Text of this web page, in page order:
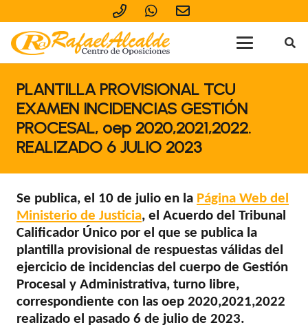
PLANTILLA PROVISIONAL TCU
EXAMEN INCIDENCIAS GESTIÓN
PROCESAL, oep 2020,2021,2022.
REALIZADO 6 JULIO 2023
Se publica, el 10 de julio en la Página Web del
Ministerio de Justicia, el Acuerdo del Tribunal
Calificador Único por el que se publica la
plantilla provisional de respuestas válidas del
ejercicio de incidencias del cuerpo de Gestión
Procesal y Administrativa, turno libre,
correspondiente con las oep 2020,2021,2022
realizado el pasado 6 de julio de 2023.